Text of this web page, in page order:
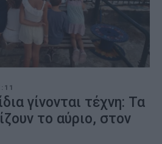
γίνονται τέχνη: Τα
το αύριο, στον